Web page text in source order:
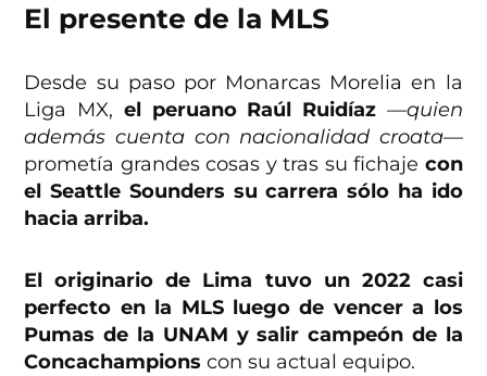
El presente de la MLS
Desde su paso por Monarcas Morelia en la
Liga MX, el peruano Raúl Ruidíaz —quien
además cuenta con nacionalidad croata—
prometía grandes cosas y tras su fichaje con
el Seattle Sounders su carrera sólo ha ido
hacia arriba.
El originario de Lima tuvo un 2022 casi
perfecto en la MLS luego de vencer a los
Pumas de la UNAM y salir campeón de la
Concachampions con su actual equipo.